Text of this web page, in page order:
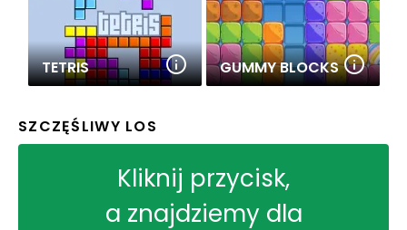
TETRIS GUMMY BLOCKS
SZCZĘŚLIWY LOS
Kliknij przycisk,
a znajdziemy dla